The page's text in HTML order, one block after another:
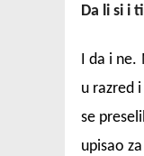
Da li si i
I da i ne.
u razred
se
upisao za